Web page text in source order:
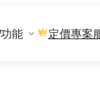
功能 定價專案